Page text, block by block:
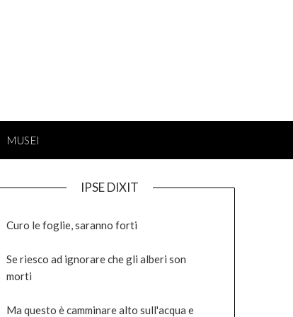
MUSEI
IPSE DIXIT
Curo le foglie, saranno forti
Se riesco ad ignorare che gli alberi son
morti
Ma questo è camminare alto sull'acqua e